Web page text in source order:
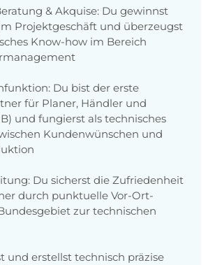
& Akquise: Du gewinnst
Projektgeschäft und überzeugst
Know-how im Bereich
Du bist der erste
für Planer, Händler und
und fungierst als technisches
Kundenwünschen und
Du sicherst die Zufriedenheit
durch punktuelle Vor-Ort-
zur technischen
und erstellst technisch präzise